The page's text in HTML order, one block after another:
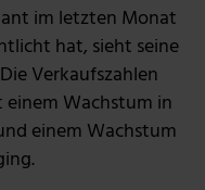
im letzten Monat
hat, sieht seine
Verkaufszahlen
einem Wachstum in
einem Wachstum